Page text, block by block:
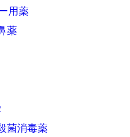
用薬
薬
菌消毒薬